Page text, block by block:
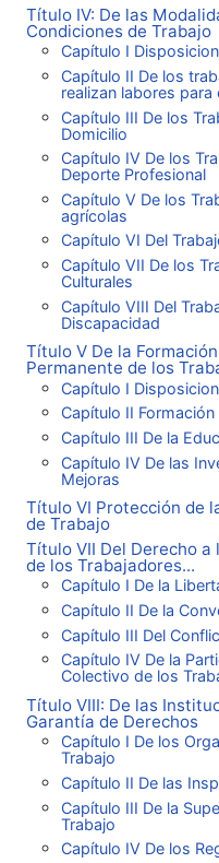
Título IV: De las
Condiciones de Trabajo
Capítulo I
Capítulo II De los
realizan labores para
Capítulo III De los
Domicilio
Capítulo IV De los
Deporte Profesional
Capítulo V De los
agrícolas
Capítulo VI Del
Capítulo VII De los
Culturales
Capítulo VIII Del
Discapacidad
Título V De la
Permanente de los
Capítulo I
Capítulo II Formación
Capítulo III De la
Capítulo IV De las
Mejoras
Título VI Protección de
de Trabajo
Título VII Del Derecho
de los Trabajadores...
Capítulo I De la
Capítulo II De la
Capítulo III Del
Capítulo IV De la
Colectivo de los
Título VIII: De las
Garantía de Derechos
Capítulo I De los
Trabajo
Capítulo II De las
Capítulo III De la
Trabajo
Capítulo IV De los